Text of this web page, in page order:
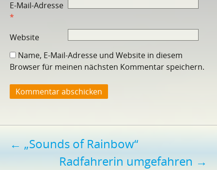
E-Mail-Adresse
*
Website
Name, E-Mail-Adresse und Website in diesem
Browser für meinen nächsten Kommentar speichern.
Beitragsnavigation
← „Sounds of Rainbow“
Radfahrerin umgefahren →